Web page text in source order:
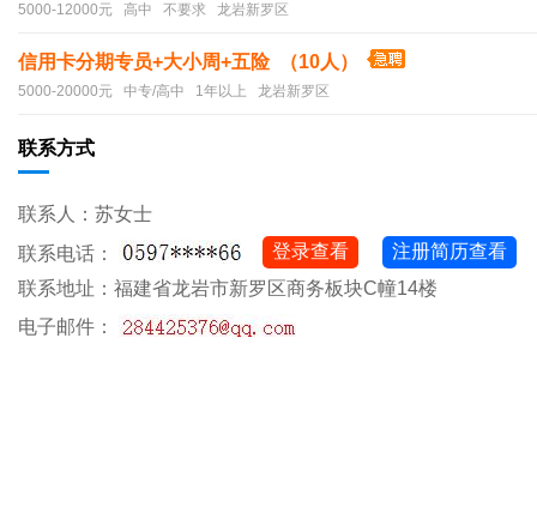
5000-12000元 高中 不要求 龙岩新罗区
信用卡分期专员+大小周+五险 （10人）
5000-20000元 中专/高中 1年以上 龙岩新罗区
联系方式
联系人：苏女士
联系电话：
登录查看
注册简历查看
联系地址：福建省龙岩市新罗区商务板块C幢14楼
电子邮件：